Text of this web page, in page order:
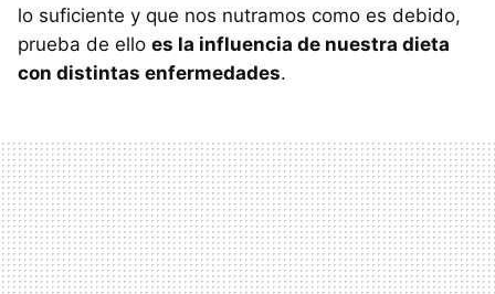
lo suficiente y que nos nutramos como es debido,
prueba de ello es la influencia de nuestra dieta
con distintas enfermedades.